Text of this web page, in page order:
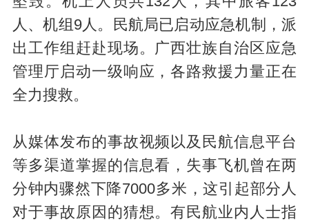
人、机组9人。民航局已启动应急机制，派
出工作组赶赴现场。广西壮族自治区应急
管理厅启动一级响应，各路救援力量正在
全力搜救。
从媒体发布的事故视频以及民航信息平台
等多渠道掌握的信息看，失事飞机曾在两
分钟内骤然下降7000多米，这引起部分人
对于事故原因的猜想。有民航业内人士指